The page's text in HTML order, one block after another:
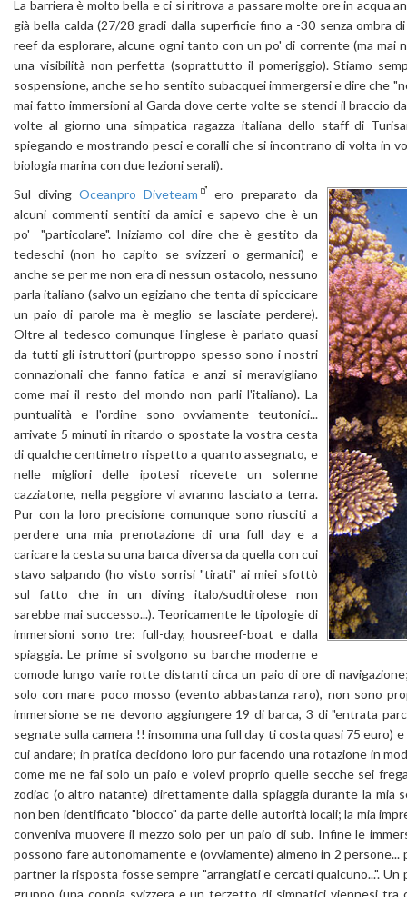
La barriera è molto bella e ci si ritrova a passare molte ore in acqua
già bella calda (27/28 gradi dalla superficie fino a -30 senza ombra
reef da esplorare, alcune ogni tanto con un po' di corrente (ma
una visibilità non perfetta (soprattutto il pomeriggio). Stiamo
sospensione, anche se ho sentito subacquei immergersi e dire che
mai fatto immersioni al Garda dove certe volte se stendi il braccio
volte al giorno una simpatica ragazza italiana dello staff di
spiegando e mostrando pesci e coralli che si incontrano di volta in
biologia marina con due lezioni serali).
Sul diving Oceanpro Diveteam
ero preparato da
alcuni commenti sentiti da amici e sapevo che è un
po' "particolare". Iniziamo col dire che è gestito da
tedeschi (non ho capito se svizzeri o germanici) e
anche se per me non era di nessun ostacolo, nessuno
parla italiano (salvo un egiziano che tenta di spiccicare
un paio di parole ma è meglio se lasciate perdere).
Oltre al tedesco comunque l'inglese è parlato quasi
da tutti gli istruttori (purtroppo spesso sono i nostri
connazionali che fanno fatica e anzi si meravigliano
come mai il resto del mondo non parli l'italiano). La
puntualità e l'ordine sono ovviamente teutonici...
arrivate 5 minuti in ritardo o spostate la vostra cesta
di qualche centimetro rispetto a quanto assegnato, e
nelle migliori delle ipotesi ricevete un solenne
cazziatone, nella peggiore vi avranno lasciato a terra.
Pur con la loro precisione comunque sono riusciti a
perdere una mia prenotazione di una full day e a
caricare la cesta su una barca diversa da quella con cui
stavo salpando (ho visto sorrisi "tirati" ai miei sfottò
sul fatto che in un diving italo/sudtirolese non
sarebbe mai successo...). Teoricamente le tipologie di
immersioni sono tre: full-day, housreef-boat e dalla
spiaggia. Le prime si svolgono su barche moderne e
comode lungo varie rotte distanti circa un paio di ore di
solo con mare poco mosso (evento abbastanza raro), non sono
immersione se ne devono aggiungere 19 di barca, 3 di "entrata
segnate sulla camera !! insomma una full day ti costa quasi 75
cui andare; in pratica decidono loro pur facendo una rotazione in
come me ne fai solo un paio e volevi proprio quelle secche sei
zodiac (o altro natante) direttamente dalla spiaggia durante la
non ben identificato "blocco" da parte delle autorità locali; la mia
conveniva muovere il mezzo solo per un paio di sub. Infine le
possono fare autonomamente e (ovviamente) almeno in 2
partner la risposta fosse sempre "arrangiati e cercati qualcuno...".
gruppo (una coppia svizzera e un terzetto di simpatici viennesi